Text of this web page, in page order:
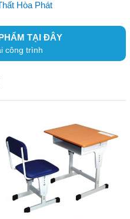
Hòa Phát
TẠI ĐÂY
công trình